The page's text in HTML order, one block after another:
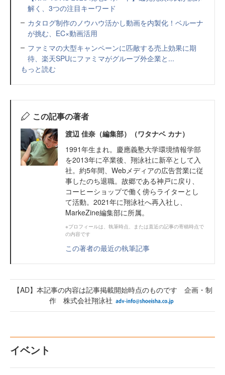
解く、3つの注目キーワード
カタログ制作のノウハウ活かし動画を内製化！ベルーナ
が挑む、EC×動画活用
ファミマの大型キャンペーンに匹敵する売上効果に期
待、楽天SPUにファミマがグループ外企業と...
もっと読む
この記事の著者
渡辺 佳奈（編集部）（ワタナベ カナ）
1991年生まれ。慶應義塾大学環境情報学部
を2013年に卒業後、翔泳社に新卒として入
社。約5年間、Webメディアの広告営業に従
事したのち退職。故郷である神戸に戻り、
コーヒーショップで働く傍らライターとし
て活動。2021年に翔泳社へ再入社し、
MarkeZine編集部に所属。
※プロフィールは、執筆時点、または直近の記事の寄稿時点で
の内容です
この著者の最近の執筆記事
【AD】本記事の内容は記事掲載開始時点のものです 企画・制
作 株式会社翔泳社
イベント